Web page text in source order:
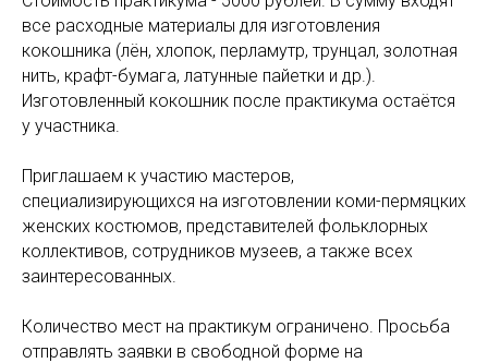
все расходные материалы для изготовления
кокошника (лён, хлопок, перламутр, трунцал, золотная
нить, крафт-бумага, латунные пайетки и др.).
Изготовленный кокошник после практикума остаётся
у участника.
Приглашаем к участию мастеров,
специализирующихся на изготовлении коми-пермяцких
женских костюмов, представителей фольклорных
коллективов, сотрудников музеев, а также всех
заинтересованных.
Количество мест на практикум ограничено. Просьба
отправлять заявки в свободной форме на